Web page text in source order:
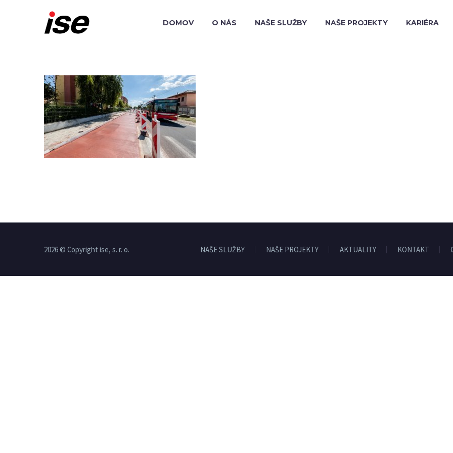
DOMOV O NÁS NAŠE SLUŽBY NAŠE PROJEKTY KARIÉRA
NAŠE SLUŽBY NAŠE PROJEKTY AKTUALITY KONTAKT
2026 © Copyright ise, s. r. o.